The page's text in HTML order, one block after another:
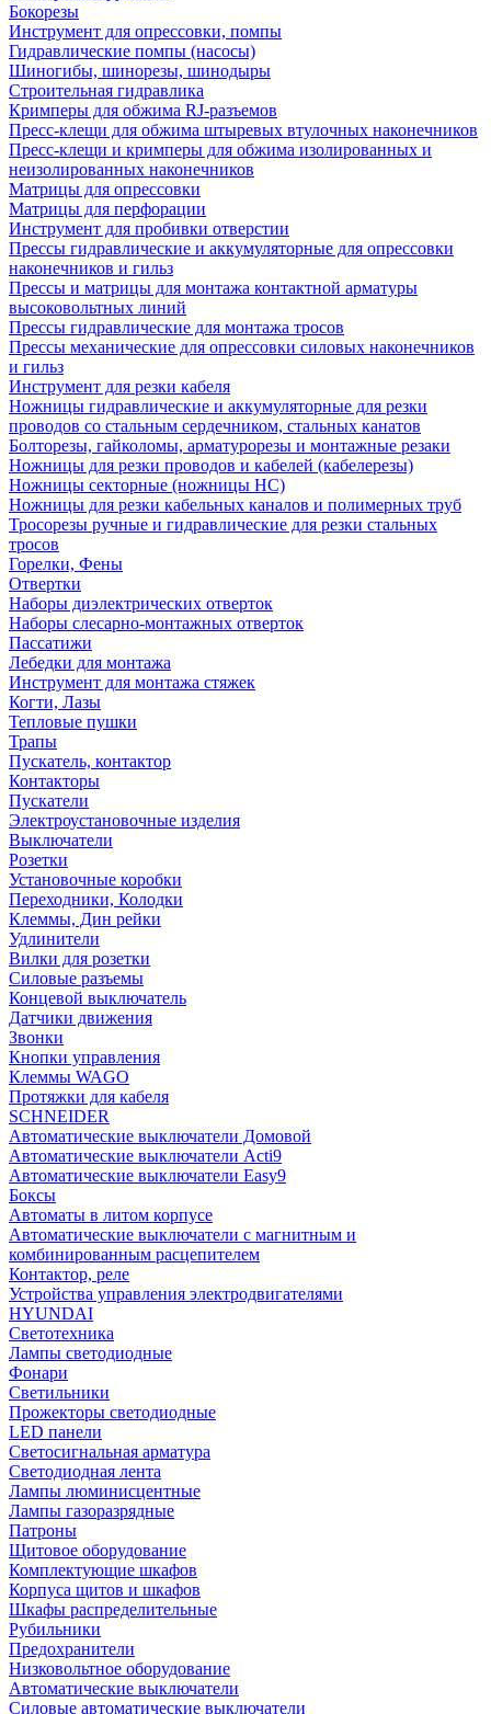
Бокорезы
Инструмент для опрессовки, помпы
Гидравлические помпы (насосы)
Шиногибы, шинорезы, шинодыры
Строительная гидравлика
Кримперы для обжима RJ-разъемов
Пресс-клещи для обжима штыревых втулочных наконечников
Пресс-клещи и кримперы для обжима изолированных и
неизолированных наконечников
Матрицы для опрессовки
Матрицы для перфорации
Инструмент для пробивки отверстии
Прессы гидравлические и аккумуляторные для опрессовки
наконечников и гильз
Прессы и матрицы для монтажа контактной арматуры
высоковольтных линий
Прессы гидравлические для монтажа тросов
Прессы механические для опрессовки силовых наконечников
и гильз
Инструмент для резки кабеля
Ножницы гидравлические и аккумуляторные для резки
проводов со стальным сердечником, стальных канатов
Болторезы, гайколомы, арматурорезы и монтажные резаки
Ножницы для резки проводов и кабелей (кабелерезы)
Ножницы секторные (ножницы НС)
Ножницы для резки кабельных каналов и полимерных труб
Тросорезы ручные и гидравлические для резки стальных
тросов
Горелки, Фены
Отвертки
Наборы диэлектрических отверток
Наборы слесарно-монтажных отверток
Пассатижи
Лебедки для монтажа
Инструмент для монтажа стяжек
Когти, Лазы
Тепловые пушки
Трапы
Пускатель, контактор
Контакторы
Пускатели
Электроустановочные изделия
Выключатели
Розетки
Установочные коробки
Переходники, Колодки
Клеммы, Дин рейки
Удлинители
Вилки для розетки
Силовые разъемы
Концевой выключатель
Датчики движения
Звонки
Кнопки управления
Клеммы WAGO
Протяжки для кабеля
SCHNEIDER
Автоматические выключатели Домовой
Автоматические выключатели Acti9
Автоматические выключатели Easy9
Боксы
Автоматы в литом корпусе
Автоматические выключатели с магнитным и
комбинированным расцепителем
Контактор, реле
Устройства управления электродвигателями
HYUNDAI
Светотехника
Лампы светодиодные
Фонари
Светильники
Прожекторы светодиодные
LED панели
Светосигнальная арматура
Светодиодная лента
Лампы люминисцентные
Лампы газоразрядные
Патроны
Щитовое оборудование
Комплектующие шкафов
Корпуса щитов и шкафов
Шкафы распределительные
Рубильники
Предохранители
Низковольтное оборудование
Автоматические выключатели
Силовые автоматические выключатели